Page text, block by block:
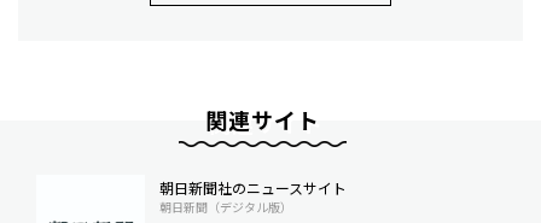
関連サイト
朝日新聞社のニュースサイト
朝日新聞（デジタル版）